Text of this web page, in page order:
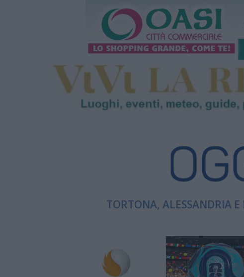
TORTONA, ALESSANDRIA E